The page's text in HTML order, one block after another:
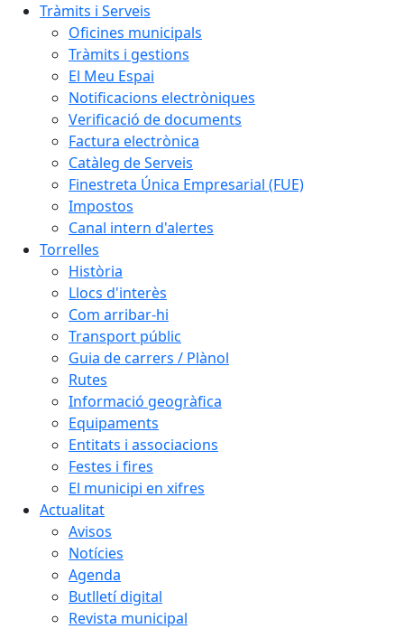
Tràmits i Serveis
Oficines municipals
Tràmits i gestions
El Meu Espai
Notificacions electròniques
Verificació de documents
Factura electrònica
Catàleg de Serveis
Finestreta Única Empresarial (FUE)
Impostos
Canal intern d'alertes
Torrelles
Història
Llocs d'interès
Com arribar-hi
Transport públic
Guia de carrers / Plànol
Rutes
Informació geogràfica
Equipaments
Entitats i associacions
Festes i fires
El municipi en xifres
Actualitat
Avisos
Notícies
Agenda
Butlletí digital
Revista municipal